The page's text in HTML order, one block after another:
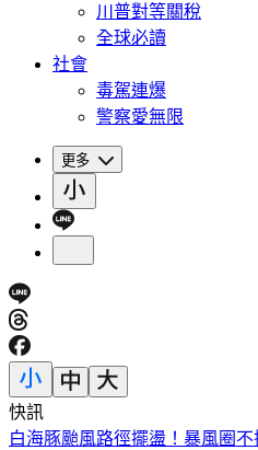
川普對等關稅
全球必讀
社會
毒駕連爆
警察愛無限
更多
快訊
白海豚颱風路徑擺盪！暴風圈